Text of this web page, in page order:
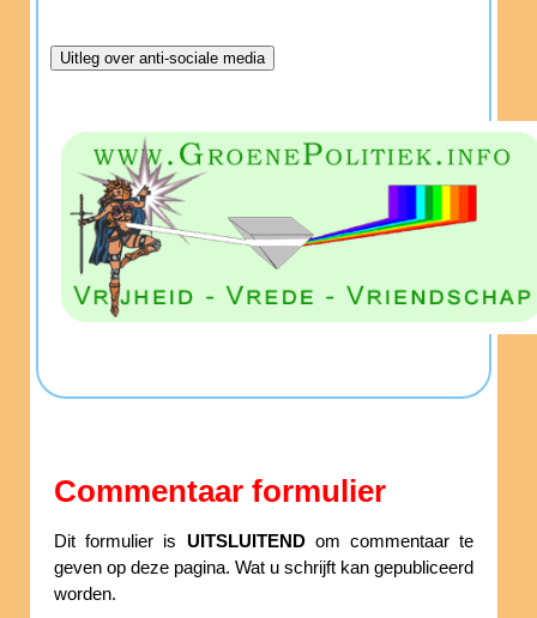
Commentaar formulier
Dit formulier is UITSLUITENDom commentaar te
geven op deze pagina. Wat u schrijft kan gepubliceerd
worden.